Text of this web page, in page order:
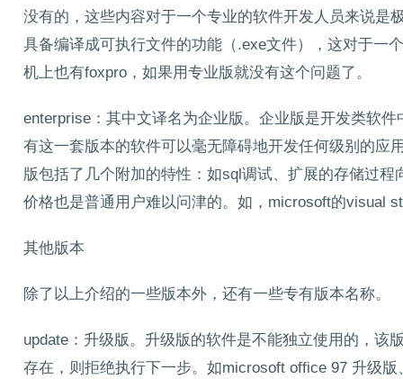
没有的，这些内容对于一个专业的软件开发人员来说是
具备编译成可执行文件的功能（.exe文件），这对于一
机上也有foxpro，如果用专业版就没有这个问题了。
enterprise：其中文译名为企业版。企业版是开发类软
有这一套版本的软件可以毫无障碍地开发任何级别的应
版包括了几个附加的特性：如sql调试、扩展的存储过
价格也是普通用户难以问津的。如，microsoft的visual
其他版本
除了以上介绍的一些版本外，还有一些专有版本名称。
update：升级版。升级版的软件是不能独立使用的，该
存在，则拒绝执行下一步。如microsoft office 97 升级